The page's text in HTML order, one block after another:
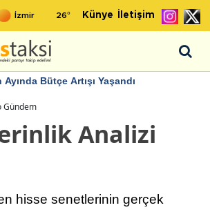
26° Künye İletişim
Bütçe Artışı Yaşandı
Gündem
Analizi
hisse senetlerinin gerçek